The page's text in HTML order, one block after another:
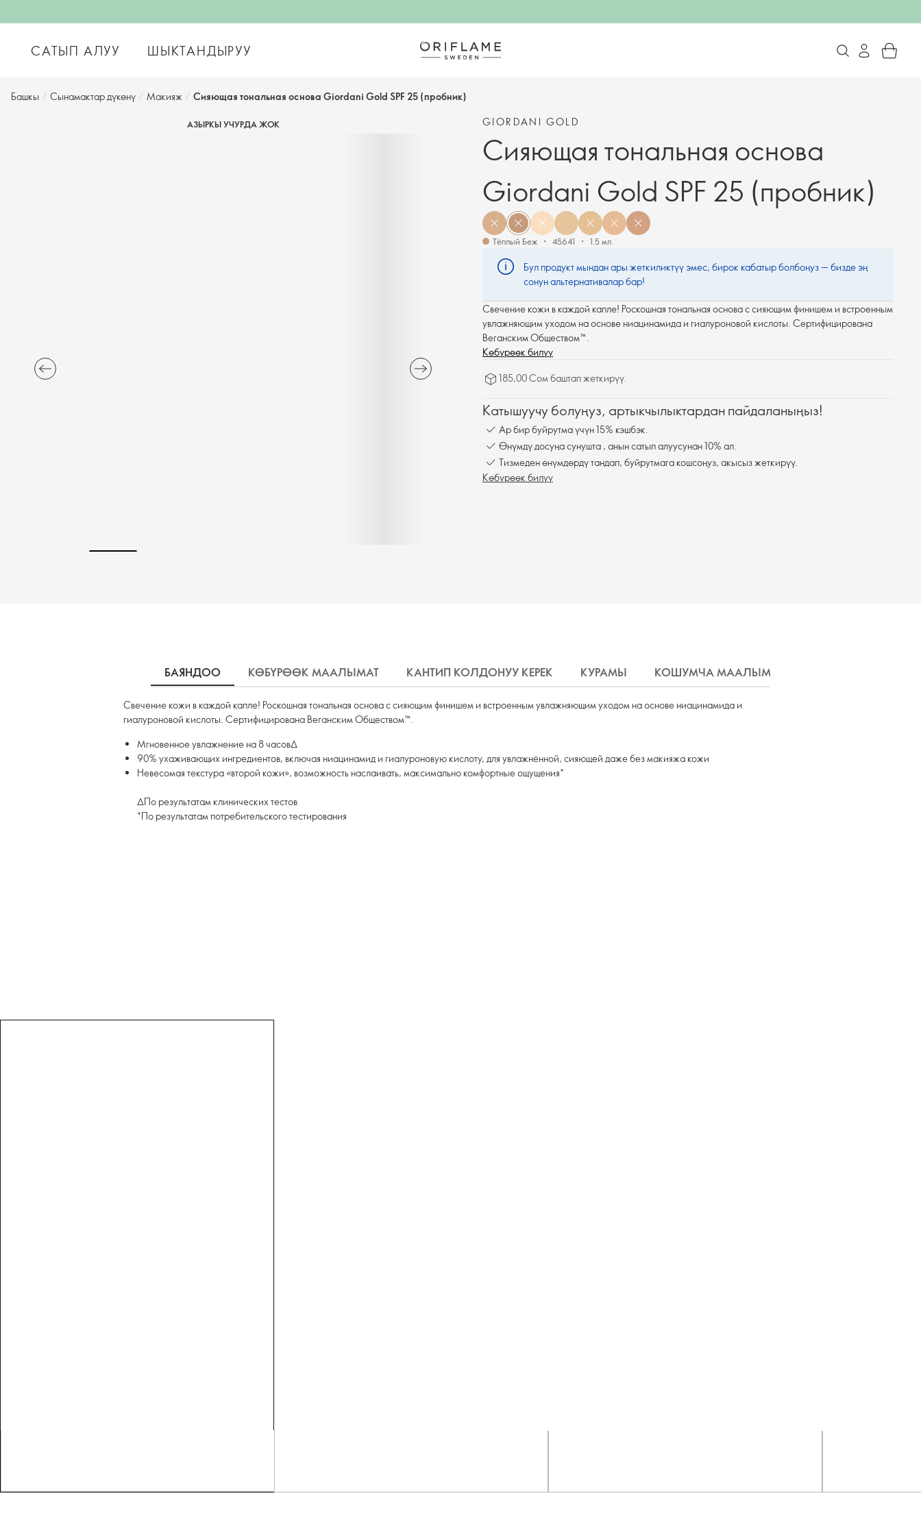
САТЫП АЛУУ ШЫКТАНДЫРУУ
Башкы / Сынамактар дүкөнү / Макияж / Сияющая тональная основа Giordani Gold SPF 25 (пробник)
АЗЫРКЫ УЧУРДА ЖОК GIORDANI GOLD
Сияющая тональная основа
Giordani Gold SPF 25 (пробник)
Тёплый Беж 45641 1.5 мл.
Бул продукт мындан ары жеткиликтүү эмес, бирок кабатыр болбоңуз — бизде эң
сонун альтернативалар бар!
Свечение кожи в каждой капле! Роскошная тональная основа с сияющим финишем и встроенным
увлажняющим уходом на основе ниацинамида и гиалуроновой кислоты. Сертифицирована
Веганским Обществом™.
Көбүрөөк билүү
185,00 Сом баштап жеткирүү.
Катышуучу болуңуз, артыкчылыктардан пайдаланыңыз!
Ар бир буйрутма үчүн 15% кэшбэк.
Өнүмдү досуңа сунушта , анын сатып алуусунан 10% ал.
Тизмеден өнүмдөрдү тандап, буйрутмага кошсоңуз, акысыз жеткирүү.
Көбүрөөк билүү
БАЯНДОО КӨБҮРӨӨК МААЛЫМАТ КАНТИП КОЛДОНУУ КЕРЕК КУРАМЫ КОШУМЧА МААЛЫМАТ
Свечение кожи в каждой капле! Роскошная тональная основа с сияющим финишем и встроенным увлажняющим уходом на основе ниацинамида и
гиалуроновой кислоты. Сертифицирована Веганским Обществом™.
Мгновенное увлажнение на 8 часов∆
90% ухаживающих ингредиентов, включая ниацинамид и гиалуроновую кислоту, для увлажнённой, сияющей даже без макияжа кожи
Невесомая текстура «второй кожи», возможность наслаивать, макcимально комфортные ощущения*
∆По результатам клинических тестов
*По результатам потребительского тестирования